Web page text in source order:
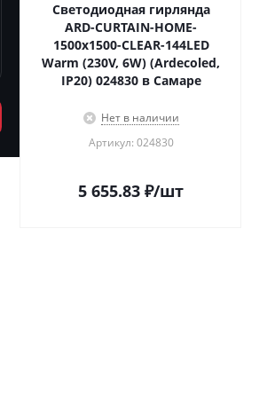
Светодиодная гирлянда
ARD-CURTAIN-HOME-
1500x1500-CLEAR-144LED
Warm (230V, 6W) (Ardecoled,
IP20) 024830 в Самаре
Нет в наличии
Артикул: 024830
5 655.83 ₽/шт